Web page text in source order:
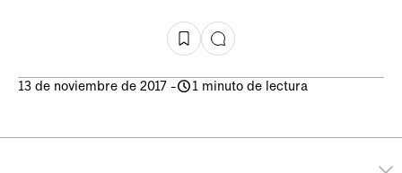
13 de noviembre de 2017 - 1 minuto de lectura